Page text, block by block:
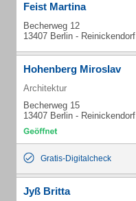
Feist Martina
Becherweg 12
13407 Berlin - Reinickendorf
Hohenberg Miroslav
Architektur
Becherweg 15
13407 Berlin - Reinickendorf
Gratis-Digitalcheck
Jyß Britta